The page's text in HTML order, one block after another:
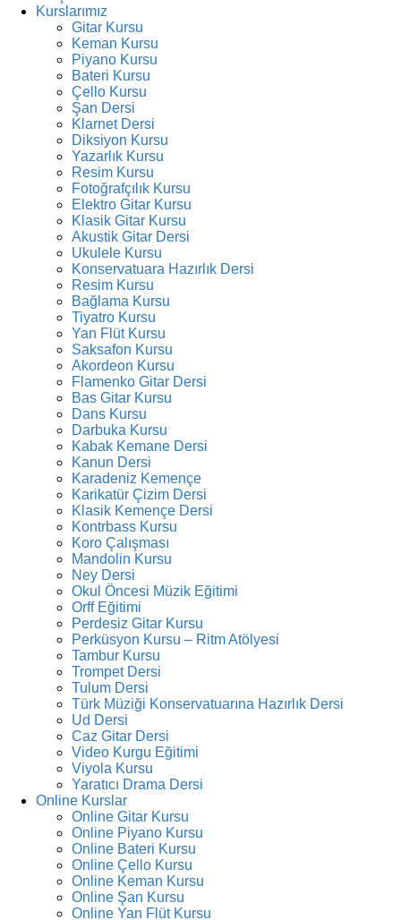
Kurslarımız
Gitar Kursu
Keman Kursu
Piyano Kursu
Bateri Kursu
Çello Kursu
Şan Dersi
Klarnet Dersi
Diksiyon Kursu
Yazarlık Kursu
Resim Kursu
Fotoğrafçılık Kursu
Elektro Gitar Kursu
Klasik Gitar Kursu
Akustik Gitar Dersi
Ukulele Kursu
Konservatuara Hazırlık Dersi
Resim Kursu
Bağlama Kursu
Tiyatro Kursu
Yan Flüt Kursu
Saksafon Kursu
Akordeon Kursu
Flamenko Gitar Dersi
Bas Gitar Kursu
Dans Kursu
Darbuka Kursu
Kabak Kemane Dersi
Kanun Dersi
Karadeniz Kemençe
Karikatür Çizim Dersi
Klasik Kemençe Dersi
Kontrbass Kursu
Koro Çalışması
Mandolin Kursu
Ney Dersi
Okul Öncesi Müzik Eğitimi
Orff Eğitimi
Perdesiz Gitar Kursu
Perküsyon Kursu – Ritm Atölyesi
Tambur Kursu
Trompet Dersi
Tulum Dersi
Türk Müziği Konservatuarına Hazırlık Dersi
Ud Dersi
Caz Gitar Dersi
Video Kurgu Eğitimi
Viyola Kursu
Yaratıcı Drama Dersi
Online Kurslar
Online Gitar Kursu
Online Piyano Kursu
Online Bateri Kursu
Online Çello Kursu
Online Keman Kursu
Online Şan Kursu
Online Yan Flüt Kursu